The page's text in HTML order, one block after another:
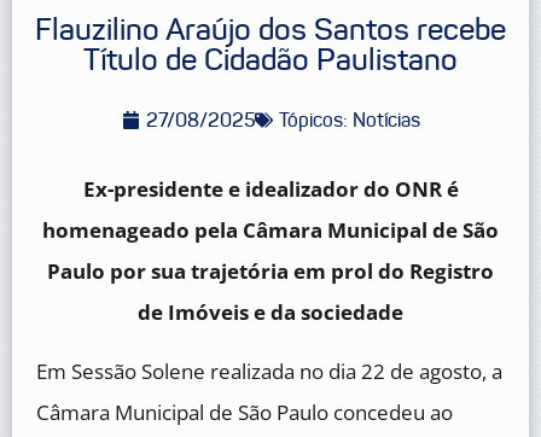
Flauzilino Araújo dos Santos recebe
Título de Cidadão Paulistano
27/08/2025 Tópicos: Notícias
Ex-presidente e idealizador do ONR é
homenageado pela Câmara Municipal de São
Paulo por sua trajetória em prol do Registro
de Imóveis e da sociedade
Em Sessão Solene realizada no dia 22 de agosto, a
Câmara Municipal de São Paulo concedeu ao